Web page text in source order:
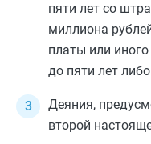
пяти лет со
миллиона
платы или
до пяти лет
Деяния,
второй